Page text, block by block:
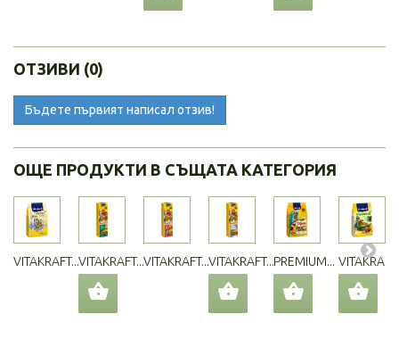
ОТЗИВИ (0)
Бъдете първият написал отзив!
ОЩЕ ПРОДУКТИ В СЪЩАТА КАТЕГОРИЯ
VITAKRAFT...VITAKRAFT...VITAKRAFT...VITAKRAFT...PREMIUM...